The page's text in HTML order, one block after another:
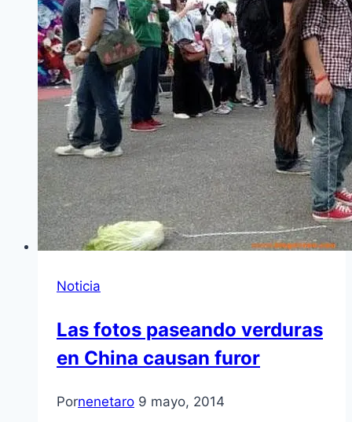
Noticia
Las fotos paseando verduras
en China causan furor
Pornenetaro 9 mayo, 2014